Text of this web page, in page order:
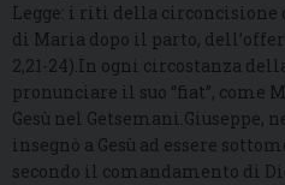
Legge: i riti della circoncisione
di Maria dopo il parto,
2,21-24).In ogni circostanza
pronunciare il suo “fiat”, come
Gesù nel Getsemani.Giuseppe,
insegnò a Gesù ad essere
secondo il comandamento di